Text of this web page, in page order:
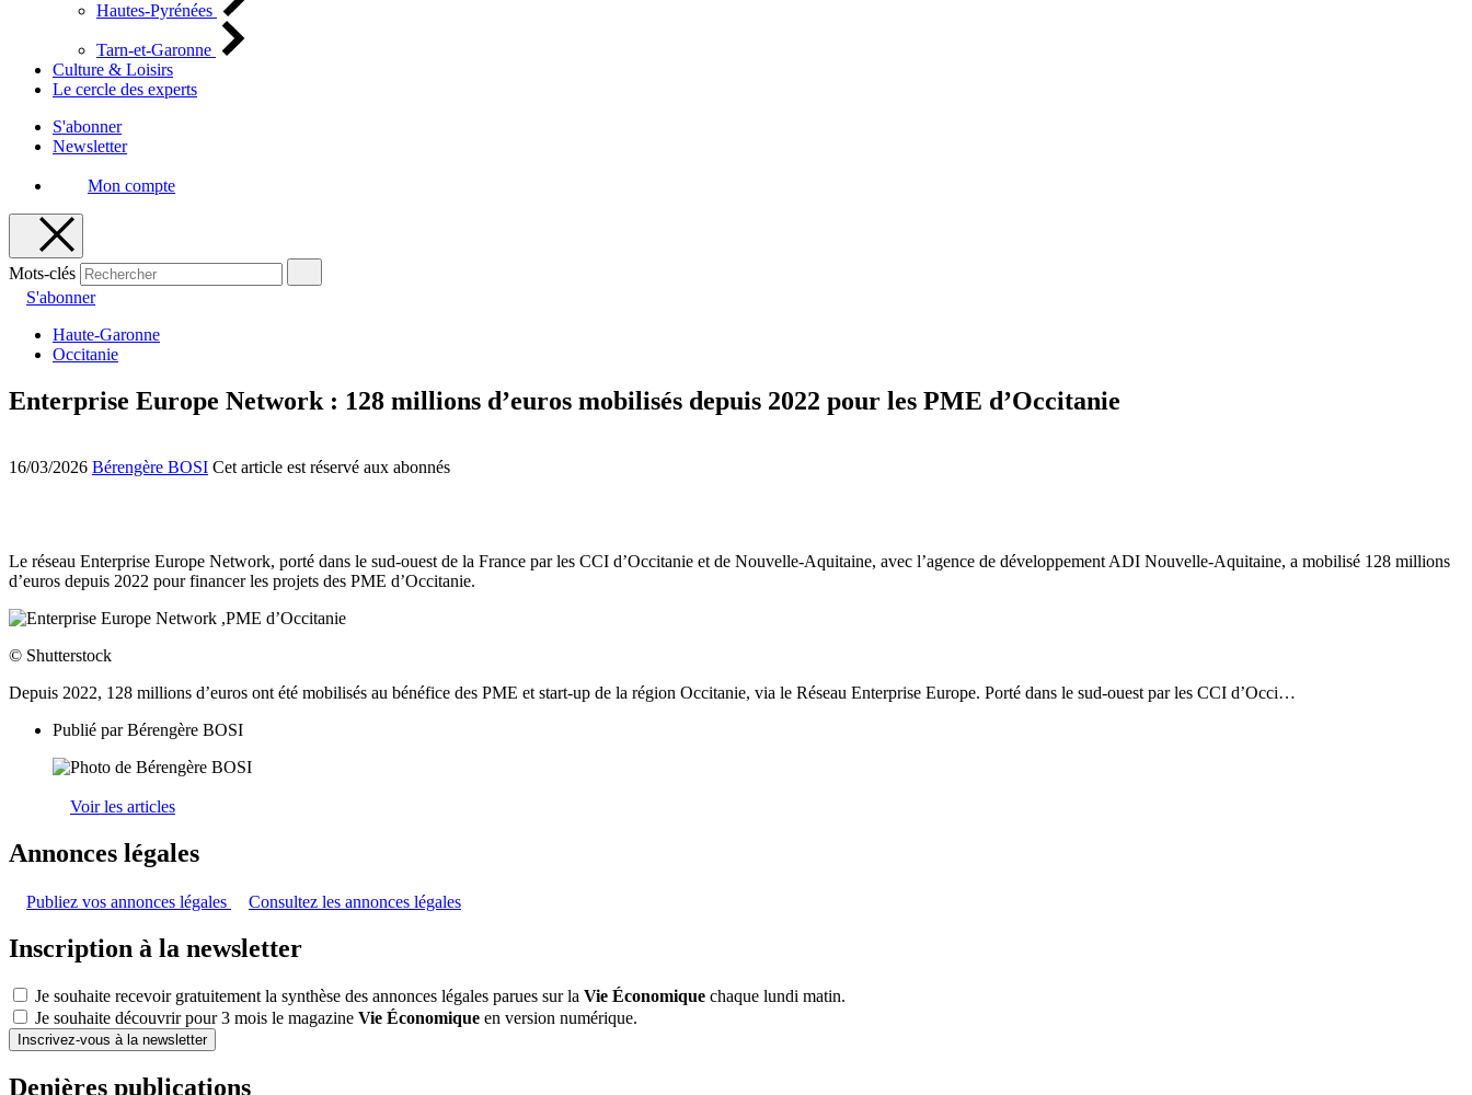
Hautes-Pyrénées
Tarn-et-Garonne
Culture & Loisirs
Le cercle des experts
S'abonner
Newsletter
Mon compte
Mots-clés
S'abonner
Haute-Garonne
Occitanie
Enterprise Europe Network : 128 millions d’euros mobilisés depuis 2022 pour les PME d’Occitanie
16/03/2026 Bérengère BOSI Cet article est réservé aux abonnés
Le réseau Enterprise Europe Network, porté dans le sud-ouest de la France par les CCI d’Occitanie et de Nouvelle-Aquitaine, avec l’agence de développement ADI Nouvelle-Aquitaine, a mobilisé 128 millions
d’euros depuis 2022 pour financer les projets des PME d’Occitanie.
© Shutterstock
Depuis 2022, 128 millions d’euros ont été mobilisés au bénéfice des PME et start-up de la région Occitanie, via le Réseau Enterprise Europe. Porté dans le sud-ouest par les CCI d’Occi…
Publié parBérengère BOSI
Voir les articles
Annonces légales
Publiez vos annonces légales Consultez les annonces légales
Inscription à la newsletter
Je souhaite recevoir gratuitement la synthèse des annonces légales parues sur la Vie Économique chaque lundi matin.
Je souhaite découvrir pour 3 mois le magazine Vie Économique en version numérique.
Inscrivez-vous à la newsletter
Denières publications